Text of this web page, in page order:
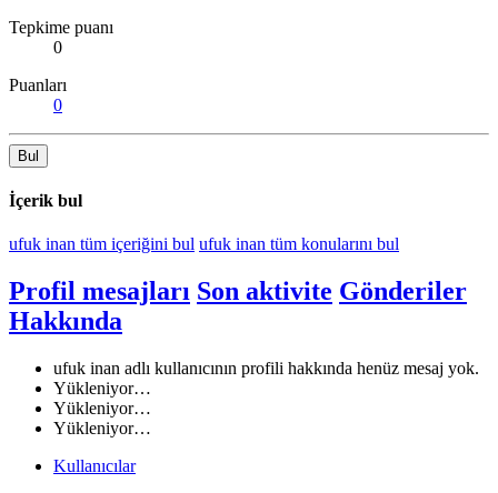
Tepkime puanı
0
Puanları
0
Bul
İçerik bul
ufuk inan tüm içeriğini bul ufuk inan tüm konularını bul
Profil mesajları Son aktivite Gönderiler
Hakkında
ufuk inan adlı kullanıcının profili hakkında henüz mesaj yok.
Yükleniyor…
Yükleniyor…
Yükleniyor…
Kullanıcılar